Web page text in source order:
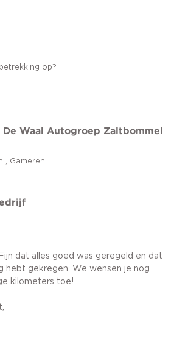
op?
Waal Autogroep Zaltbommel
, Gameren
dat alles goed was geregeld en dat
hebt gekregen. We wensen je nog
kilometers toe!